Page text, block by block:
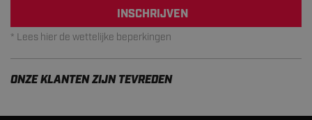
INSCHRIJVEN
* Lees hier de wettelijke beperkingen
ONZE KLANTEN ZIJN TEVREDEN